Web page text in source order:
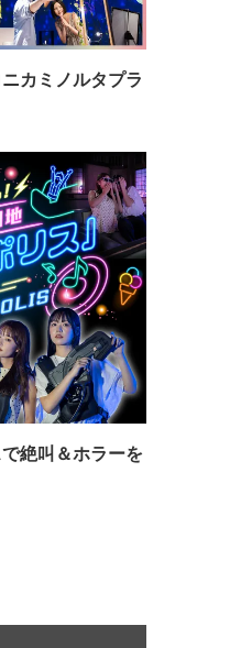
カミノルタプラ
絶叫＆ホラーを